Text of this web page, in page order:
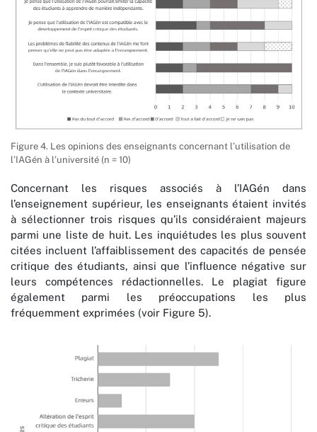
Figure 4. Les opinions des enseignants concernant l’utilisation de
l’IAGén à l’université (n = 10)
Concernant les risques associés à l’IAGén dans
l’enseignement supérieur, les enseignants étaient invités
à sélectionner trois risques qu’ils considéraient majeurs
parmi une liste de huit. Les inquiétudes les plus souvent
citées incluent l’affaiblissement des capacités de pensée
critique des étudiants, ainsi que l’influence négative sur
leurs compétences rédactionnelles. Le plagiat figure
également parmi les préoccupations les plus
fréquemment exprimées (voir Figure 5).